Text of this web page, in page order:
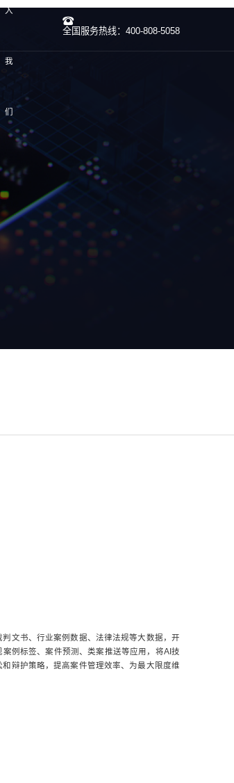
入
我
们
全国服务热线：400-808-5058
文书、行业案例数据、法律法规等大数据，开
例标签、案件预测、类案推送等应用，将AI技
辩护策略，提高案件管理效率、为最大限度维